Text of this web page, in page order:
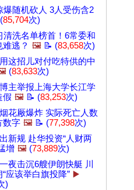
爆随机砍人 3人受伤含2
(85,704次)
清洗名单榜首！6常委和
逃？ 🖼️ 📝 (83,658次)
这招儿对付吃特供的中
(83,633次)
主举报上海大学长江学
假 🖼️ 📝 (83,253次)
花厰爆炸 实际死亡人数
数字 🖼️ 📝 (77,398次)
新规 赴华投资“人财两
增 🖼️ (73,889次)
夜击沉6艘伊朗快艇 川
应该举白旗投降” ▶️
)